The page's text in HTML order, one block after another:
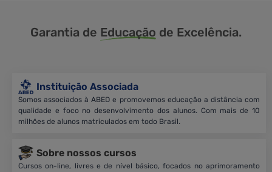
Garantia de Educação de Excelência.
Instituição Associada
Somos associados à ABED e promovemos educação a distância com
qualidade e foco no desenvolvimento dos alunos. Com mais de 10
milhões de alunos matriculados em todo Brasil.
Sobre nossos cursos
Cursos on-line, livres e de nível básico, focados no aprimoramento